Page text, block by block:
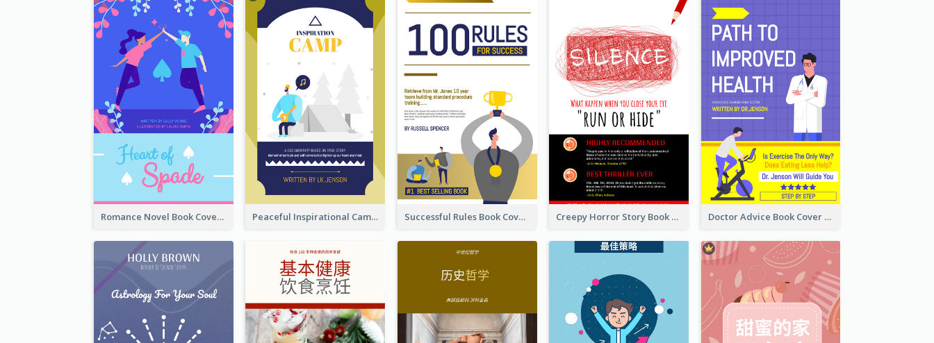
Romance Novel Book Cover Peaceful Inspirational Camping Book Cover Successful Rules Book Cover Design Creepy Horror Story Book Cover Design Doctor Advice Book Cover Design